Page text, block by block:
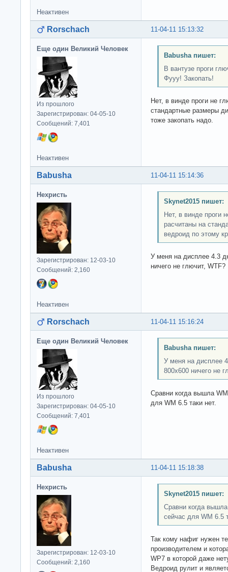
Неактивен
11-04-11 15:13:32
Rorschach
Еще один Великий Человек
Из прошлого
Зарегистрирован: 04-05-10
Сообщений: 7,401
Babusha пишет:
В вантузе проги
Фууу! Закопать!
Нет, в винде проги не
стандартные размеры
тоже закопать надо.
Неактивен
11-04-11 15:14:36
Babusha
Нехристь
Зарегистрирован: 12-03-10
Сообщений: 2,160
Skynet2015 пишет:
Нет, в винде проги
расчитаны на
ведроид по этому
У меня на дисплее 4.3
ничего не глючит, WTF?
Неактивен
11-04-11 15:16:24
Rorschach
Еще один Великий Человек
Из прошлого
Зарегистрирован: 04-05-10
Сообщений: 7,401
Babusha пишет:
У меня на дисплее
800х600 ничего не
Сравни когда вышла
для WM 6.5 таки нет.
Неактивен
11-04-11 15:18:38
Babusha
Нехристь
Зарегистрирован: 12-03-10
Сообщений: 2,160
Skynet2015 пишет:
Сравни когда
сейчас для WM 6.5
Так кому нафиг нужен
производителем и
WP7 в которой даже
Ведроид рулит и